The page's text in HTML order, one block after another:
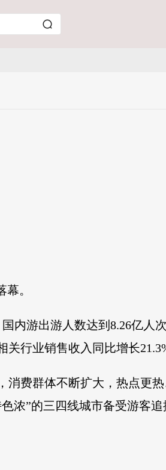
。
内游出游人数达到8.26亿人
行业销售收入同比增长
消费群体不断扩大，热点更
浓”的三四线城市备受游客追